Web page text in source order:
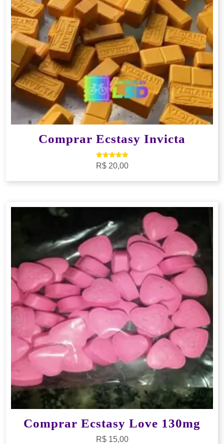
Comprar Ecstasy Invicta
Avaliação
5.00
R$20,00
Comprar Ecstasy Love 130mg
R$15,00